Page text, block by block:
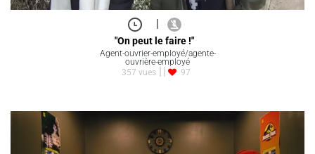
|
"On peut le faire !"
Agent-ouvrier-employé/agente-
ouvrière-employé
357 vues
97